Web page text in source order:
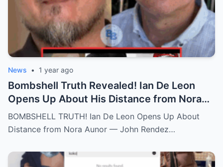
News • 1 year ago
Bombshell Truth Revealed! Ian De Leon
Opens Up About His Distance from Nora
Aunor – John Rendez Accused of Causing
an Irreparable Rift in the Family!
BOMBSHELL TRUTH! Ian De Leon Opens Up About
Distance from Nora Aunor — John Rendez…